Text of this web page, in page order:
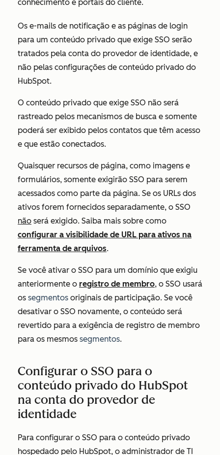
conhecimento e portais do cliente.
Os e-mails de notificação e as páginas de login
para um conteúdo privado que exige SSO serão
tratados pela conta do provedor de identidade, e
não pelas configurações de conteúdo privado do
HubSpot.
O conteúdo privado que exige SSO não será
rastreado pelos mecanismos de busca e somente
poderá ser exibido pelos contatos que têm acesso
e que estão conectados.
Quaisquer recursos de página, como imagens e
formulários, somente exigirão SSO para serem
acessados como parte da página. Se os URLs dos
ativos forem fornecidos separadamente, o SSO
não será exigido. Saiba mais sobre como
configurar a visibilidade de URL para ativos na
ferramenta de arquivos.
Se você ativar o SSO para um domínio que exigiu
anteriormente o registro de membro, o SSO usará
os segmentos originais de participação. Se você
desativar o SSO novamente, o conteúdo será
revertido para a exigência de registro de membro
para os mesmos segmentos.
Configurar o SSO para o
conteúdo privado do HubSpot
na conta do provedor de
identidade
Para configurar o SSO para o conteúdo privado
hospedado pelo HubSpot, o administrador de TI